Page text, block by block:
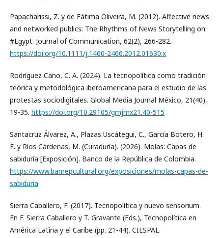
Papacharissi, Z. y de Fátima Oliveira, M. (2012). Affective news
and networked publics: The Rhythms of News Storytelling on
#Egypt. Journal of Communication, 62(2), 266-282.
https://doi.org/10.1111/j.1460-2466.2012.01630.x
Rodríguez Cano, C. A. (2024). La tecnopolítica como tradición
teórica y metodológica iberoamericana para el estudio de las
protestas sociodigitales. Global Media Journal México, 21(40),
19-35. https://doi.org/10.29105/gmjmx21.40-515
Santacruz Álvarez, A., Plazas Uscátegui, C., García Botero, H.
E. y Ríos Cárdenas, M. (Curaduría). (2026). Molas: Capas de
sabiduría [Exposición]. Banco de la República de Colombia.
https://www.banrepcultural.org/exposiciones/molas-capas-de-
sabiduria
Sierra Caballero, F. (2017). Tecnopolítica y nuevo sensorium.
En F. Sierra Caballero y T. Gravante (Eds.), Tecnopolítica en
América Latina y el Caribe (pp. 21-44). CIESPAL.